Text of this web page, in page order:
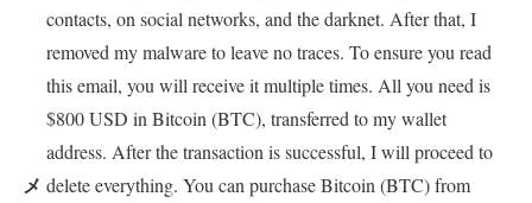
メ
contacts, on social networks, and the darknet. After that, I
removed my malware to leave no traces. To ensure you read
this email, you will receive it multiple times. All you need is
$800 USD in Bitcoin (BTC), transferred to my wallet
address. After the transaction is successful, I will proceed to
delete everything. You can purchase Bitcoin (BTC) from